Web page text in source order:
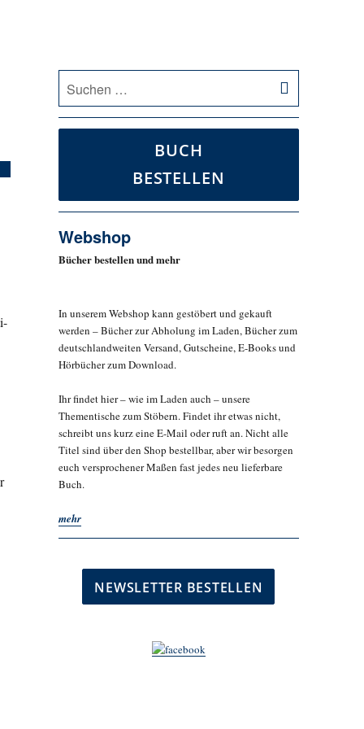
nach:
BUCH
BESTELLEN
Webshop
Bücher bestellen und mehr
In unserem Webshop kann gestöbert und gekauft
werden – Bücher zur Abholung im Laden, Bücher zum
deutschlandweiten Versand, Gutscheine, E-Books und
Hörbücher zum Download.
Ihr findet hier – wie im Laden auch – unsere
Thementische zum Stöbern. Findet ihr etwas nicht,
schreibt uns kurz eine E-Mail oder ruft an. Nicht alle
Titel sind über den Shop bestellbar, aber wir besorgen
euch versprochener Maßen fast jedes neu lieferbare
Buch.
mehr